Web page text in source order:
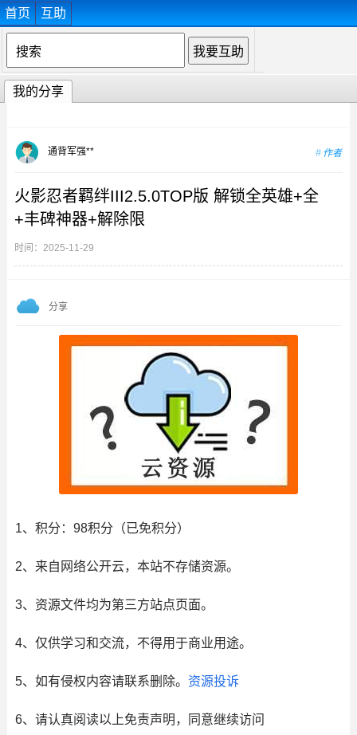
首页 互助
我的分享
火影忍者羁绊III2.5.0TOP版 解锁全英雄+全
+丰碑神器+解除限
时间：2025-11-29
通背军强** 作者
分享
1、积分： 98积分（已免积分）
2、来自网络公开云，本站不存储资源。
3、资源文件均为第三方站点页面。
4、仅供学习和交流，不得用于商业用途。
5、如有侵权内容请联系删除。 资源投诉
6、请认真阅读以上免责声明，同意继续访问